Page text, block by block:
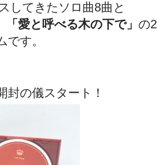
してきたソロ曲8曲と
「愛と呼べる木の下で」 の
です。
封の儀スタート！